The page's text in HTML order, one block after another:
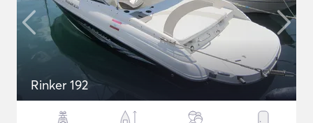
Rinker 192